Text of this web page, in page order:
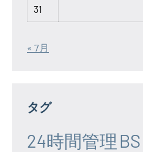
31
« 7月
タグ
24時間管理 BS